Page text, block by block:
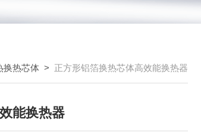
换热芯体 > 正方形铝箔换热芯体高效能换热器
能换热器